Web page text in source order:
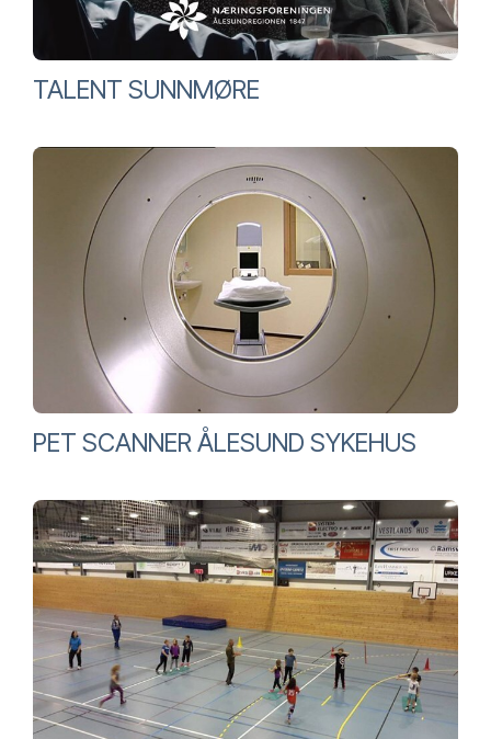
TALENT SUNNMØRE
PET SCANNER ÅLESUND SYKEHUS